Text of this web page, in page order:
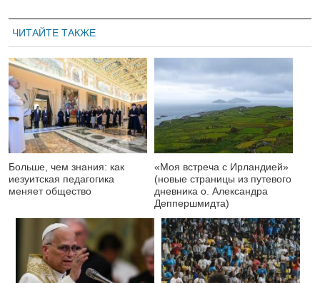
ЧИТАЙТЕ ТАКЖЕ
Больше, чем знания: как
иезуитская педагогика
меняет общество
«Моя встреча с Ирландией»
(новые страницы из путевого
дневника о. Александра
Деппершмидта)